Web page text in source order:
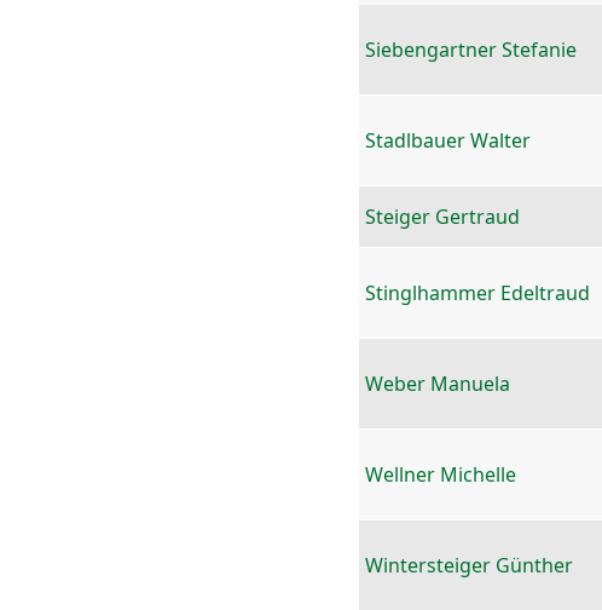
Siebengartner Stefanie
Stadlbauer Walter
Steiger Gertraud
Stinglhammer Edeltraud
Weber Manuela
Wellner Michelle
Wintersteiger Günther